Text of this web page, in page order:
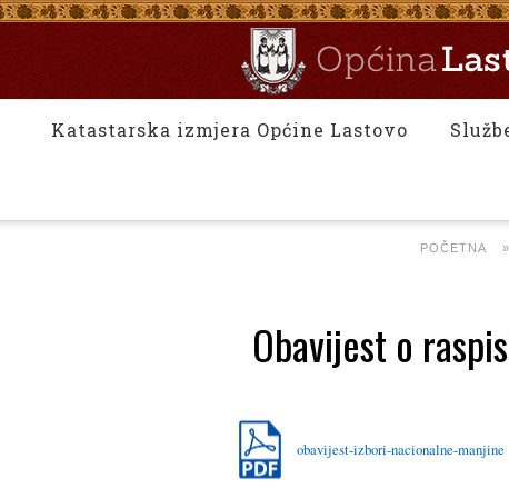
Katastarska izmjera Općine Lastovo
POČETNA »
Obavijest o
obavijest-izbori-nacionalne-manjine